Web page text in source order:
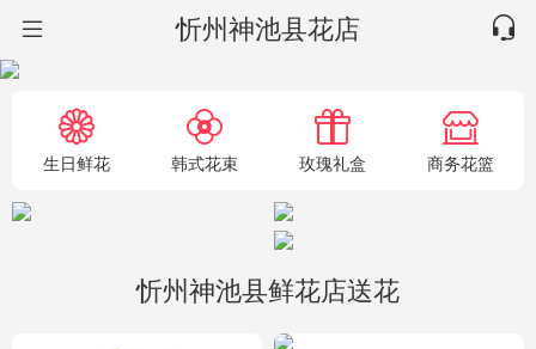
忻州神池县花店
生日鲜花 韩式花束 玫瑰礼盒 商务花篮
忻州神池县鲜花店送花